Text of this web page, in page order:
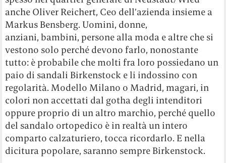
anche Oliver Reichert, Ceo dell’azienda insieme a
Markus Bensberg. Uomini, donne,
anziani, bambini, persone alla moda e altre che si
vestono solo perché devono farlo, nonostante
tutto: è probabile che molti fra loro possiedano un
paio di sandali Birkenstock e li indossino con
regolarità. Modello Milano o Madrid, magari, in
colori non accettati dal gotha degli intenditori
oppure proprio di un altro marchio, perché quello
del sandalo ortopedico è in realtà un intero
comparto calzaturiero, tocca ricordarlo. E nella
dicitura popolare, saranno sempre Birkenstock.